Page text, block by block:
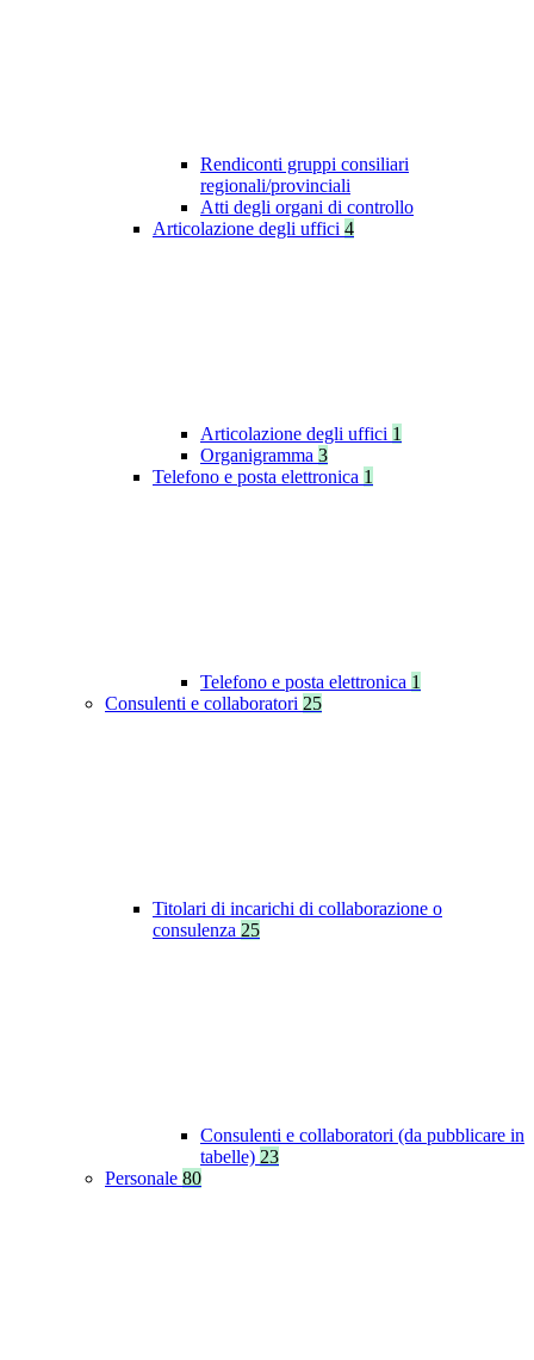
Rendiconti gruppi consiliari
regionali/provinciali
Atti degli organi di controllo
Articolazione degli uffici 4
Articolazione degli uffici 1
Organigramma 3
Telefono e posta elettronica 1
Telefono e posta elettronica 1
Consulenti e collaboratori 25
Titolari di incarichi di collaborazione o
consulenza 25
Consulenti e collaboratori (da pubblicare in
tabelle) 23
Personale 80